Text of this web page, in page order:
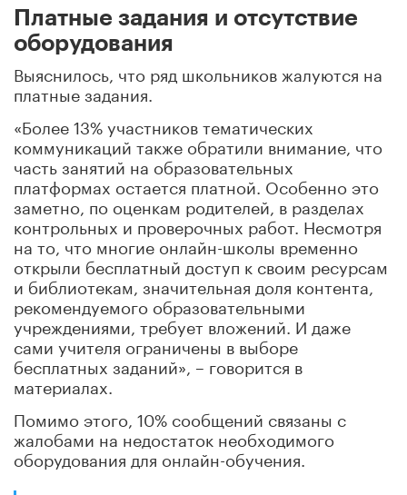
Платные задания и отсутствие
оборудования
Выяснилось, что ряд школьников жалуются на
платные задания.
«Более 13% участников тематических
коммуникаций также обратили внимание, что
часть занятий на образовательных
платформах остается платной. Особенно это
заметно, по оценкам родителей, в разделах
контрольных и проверочных работ. Несмотря
на то, что многие онлайн-школы временно
открыли бесплатный доступ к своим ресурсам
и библиотекам, значительная доля контента,
рекомендуемого образовательными
учреждениями, требует вложений. И даже
сами учителя ограничены в выборе
бесплатных заданий», – говорится в
материалах.
Помимо этого, 10% сообщений связаны с
жалобами на недостаток необходимого
оборудования для онлайн-обучения.